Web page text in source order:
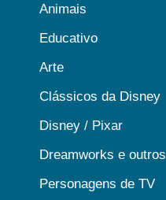
Animais
Educativo
Arte
Clássicos da Disney
Disney / Pixar
Dreamworks e outros
Personagens de TV